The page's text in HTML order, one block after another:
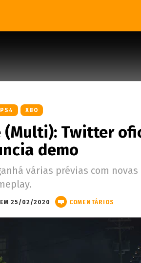
PS4 XBO
(Multi): Twitter
demo
várias prévias com novas
EM 25/02/2020 COMENTÁRIOS